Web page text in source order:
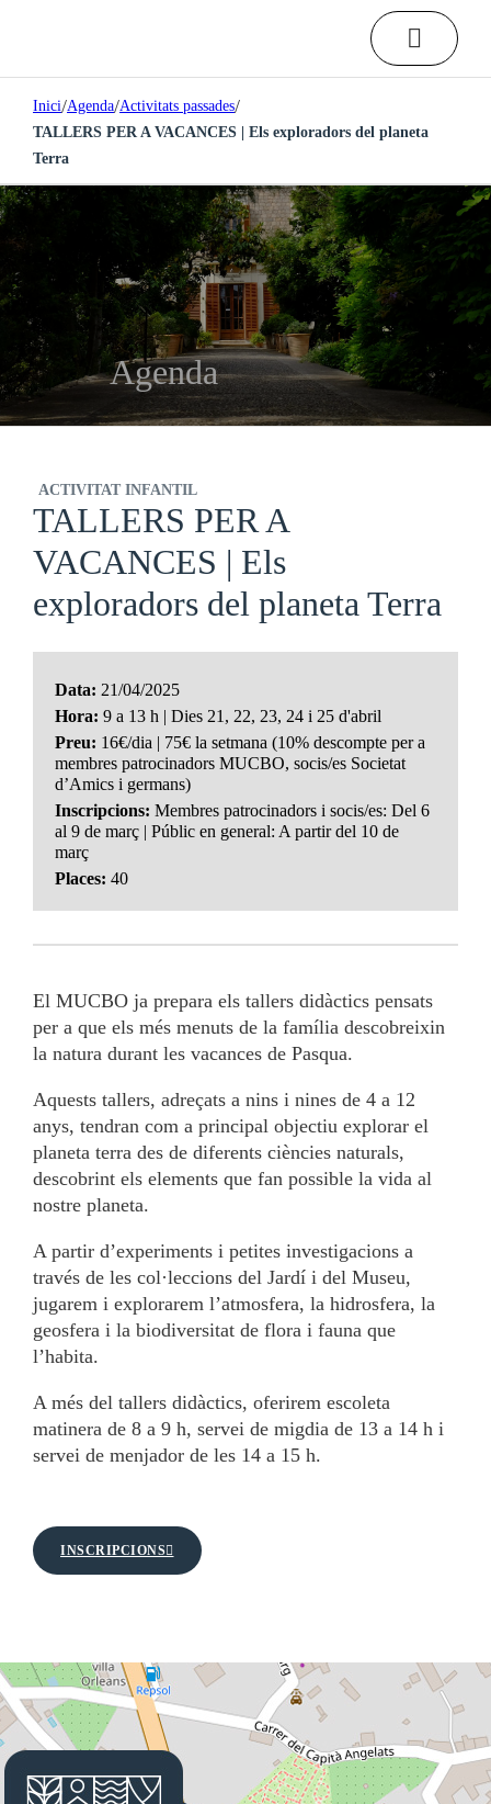
Inici/Agenda/Activitats passades/
TALLERS PER A VACANCES | Els exploradors del planeta
Terra
Agenda
ACTIVITAT INFANTIL
TALLERS PER A
VACANCES | Els
exploradors del planeta Terra
Data: 21/04/2025
Hora: 9 a 13 h | Dies 21, 22, 23, 24 i 25 d'abril
Preu: 16€/dia | 75€ la setmana (10% descompte per a
membres patrocinadors MUCBO, socis/es Societat
d’Amics i germans)
Inscripcions: Membres patrocinadors i socis/es: Del 6
al 9 de març | Públic en general: A partir del 10 de
març
Places: 40
El MUCBO ja prepara els tallers didàctics pensats
per a que els més menuts de la família descobreixin
la natura durant les vacances de Pasqua.
Aquests tallers, adreçats a nins i nines de 4 a 12
anys, tendran com a principal objectiu explorar el
planeta terra des de diferents ciències naturals,
descobrint els elements que fan possible la vida al
nostre planeta.
A partir d’experiments i petites investigacions a
través de les col·leccions del Jardí i del Museu,
jugarem i explorarem l’atmosfera, la hidrosfera, la
geosfera i la biodiversitat de flora i fauna que
l’habita.
A més del tallers didàctics, oferirem escoleta
matinera de 8 a 9 h, servei de migdia de 13 a 14 h i
servei de menjador de les 14 a 15 h.
INSCRIPCIONS